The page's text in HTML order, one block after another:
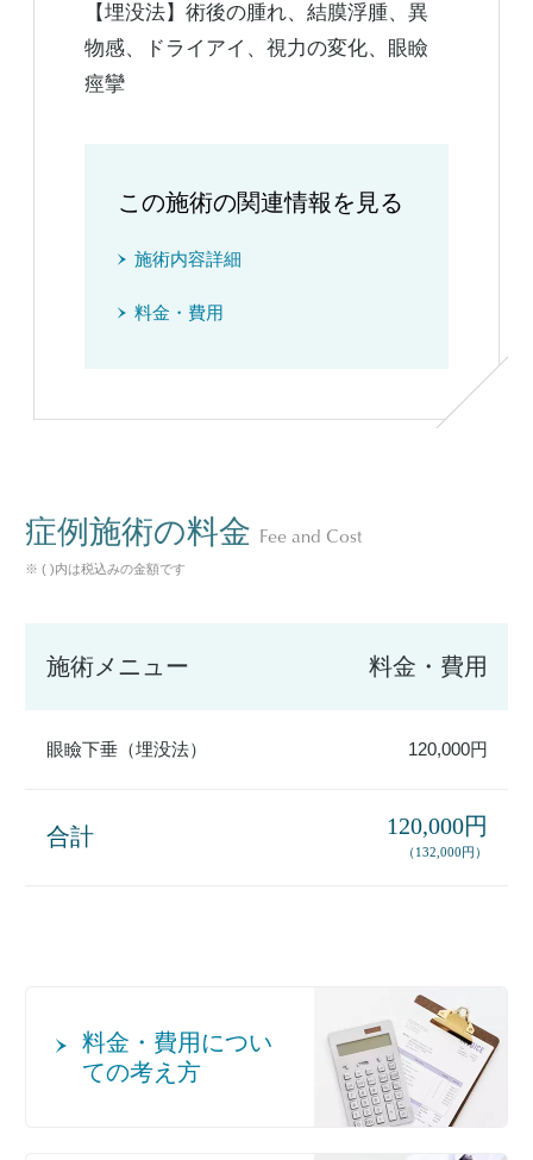
【埋没法】術後の腫れ、結膜浮腫、異
物感、ドライアイ、視力の変化、眼瞼
痙攣
この施術の関連情報を見る
施術内容詳細
料金・費用
症例施術の料金 Fee and Cost
※ ( )内は税込みの金額です
施術メニュー 料金・費用
眼瞼下垂（埋没法） 120,000円
合計 120,000円
（132,000円）
料金・費用につい
ての考え方